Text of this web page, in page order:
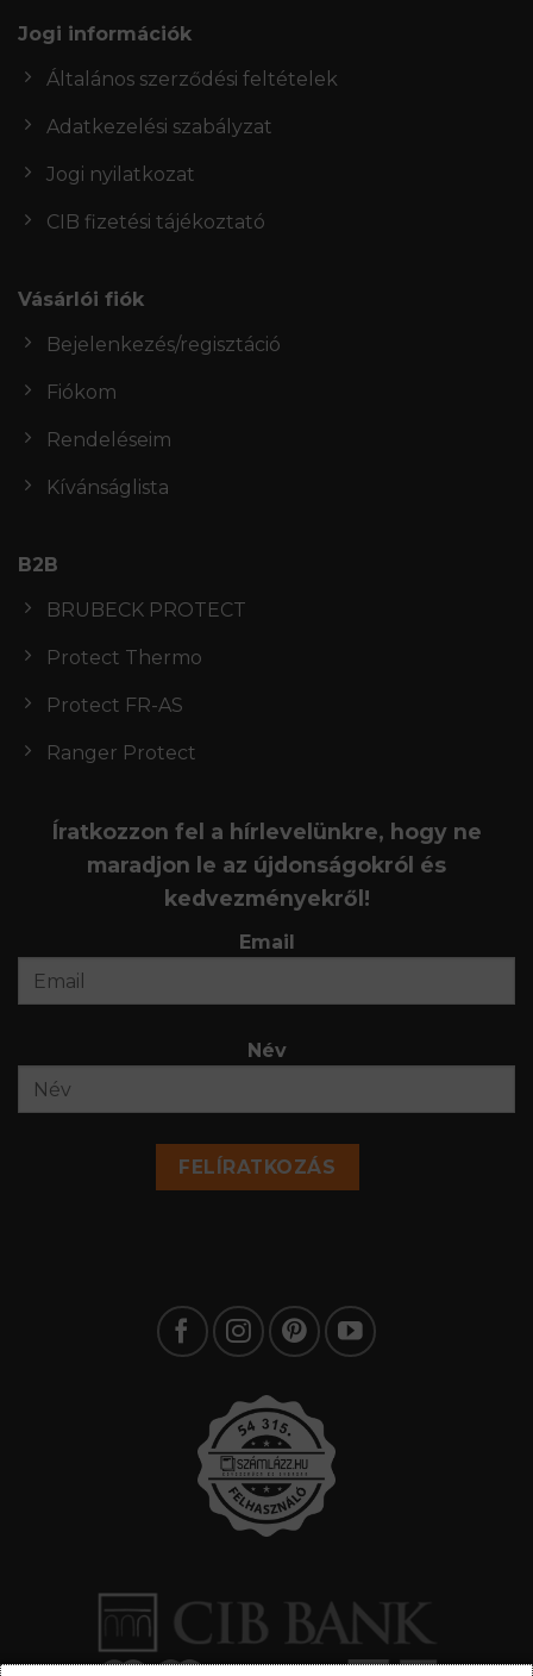
Jogi információk
Általános szerződési feltételek
Adatkezelési szabályzat
Jogi nyilatkozat
CIB fizetési tájékoztató
Vásárlói fiók
Bejelenkezés/regisztáció
Fiókom
Rendeléseim
Kívánságlista
B2B
BRUBECK PROTECT
Protect Thermo
Protect FR-AS
Ranger Protect
Íratkozzon fel a hírlevelünkre, hogy ne
maradjon le az újdonságokról és
kedvezményekről!
Email
Név
FELÍRATKOZÁS